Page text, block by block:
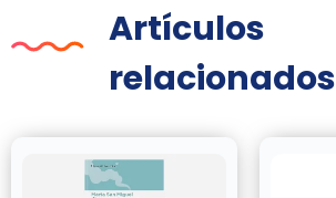
Artículos
relacionados